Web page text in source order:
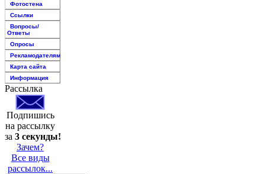
Фотостена
Ссылки
Вопросы/
Ответы
Опросы
Рекламодателям
Карта сайта
Информация
Рассылка
Подпишись
на рассылку
за 3 секунды!
Зачем?
Все виды
рассылок...